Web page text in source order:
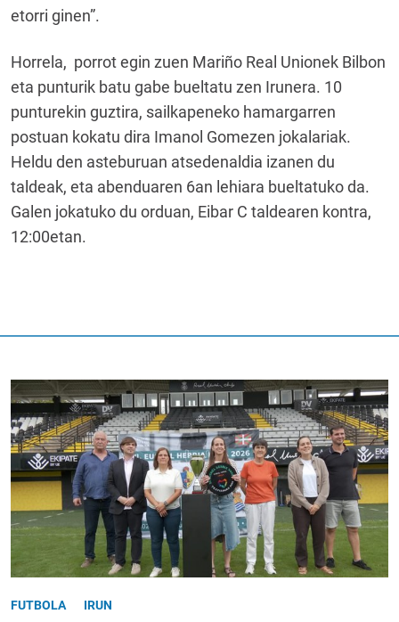
etorri ginen”.
Horrela, porrot egin zuen Mariño Real Unionek Bilbon
eta punturik batu gabe bueltatu zen Irunera. 10
punturekin guztira, sailkapeneko hamargarren
postuan kokatu dira Imanol Gomezen jokalariak.
Heldu den asteburuan atsedenaldia izanen du
taldeak, eta abenduaren 6an lehiara bueltatuko da.
Galen jokatuko du orduan, Eibar C taldearen kontra,
12:00etan.
FUTBOLA IRUN